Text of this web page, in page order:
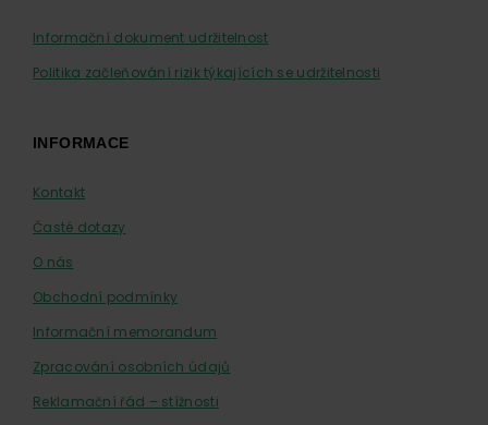
Informační dokument udržitelnost
Politika začleňování rizik týkajících se udržitelnosti
INFORMACE
Kontakt
Časté dotazy
O nás
Obchodní podmínky
Informační memorandum
Zpracování osobních údajů
Reklamační řád – stížnosti